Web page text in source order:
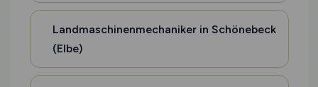
Landmaschinenmechaniker in Schönebeck
(Elbe)